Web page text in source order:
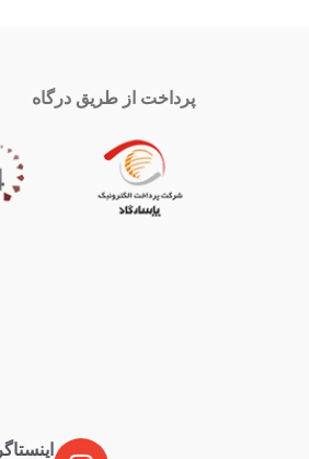
پرداخت از طریق درگاه